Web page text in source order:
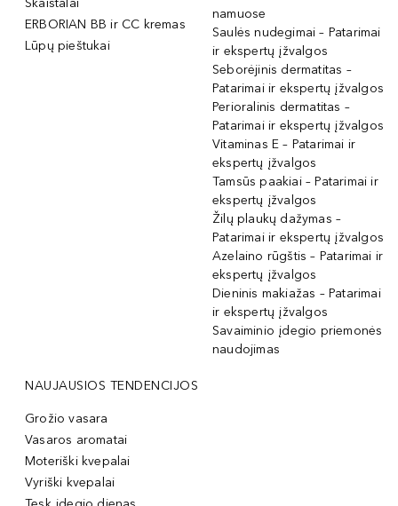
Skaistalai
ERBORIAN BB ir CC kremas
Lūpų pieštukai
namuose
Saulės nudegimai – Patarimai
ir ekspertų įžvalgos
Seborėjinis dermatitas –
Patarimai ir ekspertų įžvalgos
Perioralinis dermatitas –
Patarimai ir ekspertų įžvalgos
Vitaminas E – Patarimai ir
ekspertų įžvalgos
Tamsūs paakiai – Patarimai ir
ekspertų įžvalgos
Žilų plaukų dažymas –
Patarimai ir ekspertų įžvalgos
Azelaino rūgštis – Patarimai ir
ekspertų įžvalgos
Dieninis makiažas – Patarimai
ir ekspertų įžvalgos
Savaiminio įdegio priemonės
naudojimas
NAUJAUSIOS TENDENCIJOS
Grožio vasara
Vasaros aromatai
Moteriški kvepalai
Vyriški kvepalai